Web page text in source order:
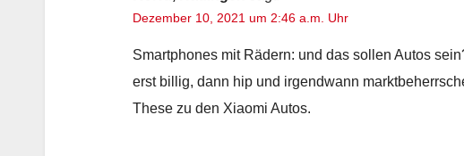
Dezember 10, 2021 um 2:46 a.m. Uhr
Smartphones mit Rädern: und das sollen Autos
erst billig, dann hip und irgendwann
These zu den Xiaomi Autos.